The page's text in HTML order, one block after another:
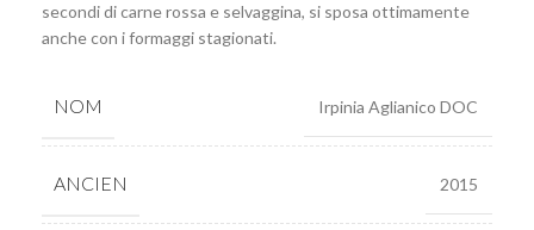
secondi di carne rossa e selvaggina, si sposa ottimamente
anche con i formaggi stagionati.
NOM Irpinia Aglianico DOC
ANCIEN 2015